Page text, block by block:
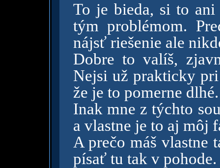
To je bieda, si to
tým problémom.
nájsť riešenie ale
Dobre to valíš,
Nejsi už prakticky
že je to pomerne dlhé.
Inak mne z týchto
a vlastne je to aj môj
A prečo máš vlastne
písať tu tak v pohode.